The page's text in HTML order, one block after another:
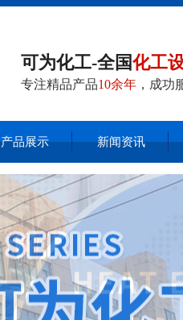
可为化工-全国化工
专注精品产品10余年 ，成功
产品展示 新闻资讯